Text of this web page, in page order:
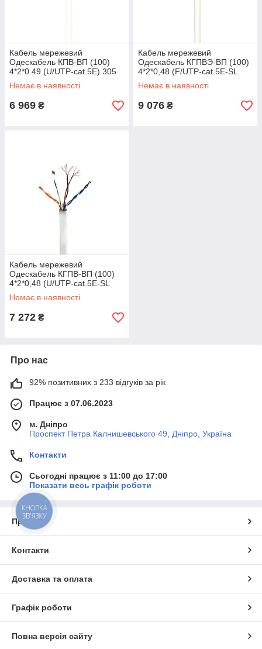
Кабель мережевий
Одескабель КПВ-ВП (100)
4*2*0.49 (U/UTP-cat.5E) 305
м
Немає в наявності
6 969 ₴
Кабель мережевий
Одескабель КГПВЭ-ВП (100)
4*2*0,48 (F/UTP-cat.5Е-SL
patch AWG26) 305 м
Немає в наявності
9 076 ₴
Кабель мережевий
Одескабель КГПВ-ВП (100)
4*2*0,48 (U/UTP-cat.5Е-SL
patch 50) 305 м
Немає в наявності
7 272 ₴
Про нас
92% позитивних з 233 відгуків за рік
Працює з 07.06.2023
м. Дніпро
Проспект Петра Калнишевського 49, Дніпро, Україна
Контакти
Сьогодні працює з 11:00 до 17:00
Показати весь графік роботи
Про нас
Контакти
Доставка та оплата
Графік роботи
Повна версія сайту
КНОПКА
ЗВ'ЯЗКУ